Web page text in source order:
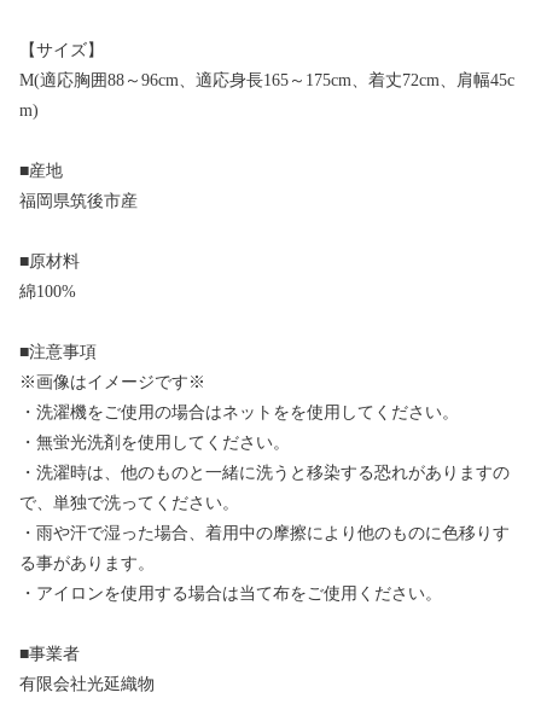
【サイズ】
M(適応胸囲88～96cm、適応身長165～175cm、着丈72cm、肩幅45c
m)
■産地
福岡県筑後市産
■原材料
綿100%
■注意事項
※画像はイメージです※
・洗濯機をご使用の場合はネットをを使用してください。
・無蛍光洗剤を使用してください。
・洗濯時は、他のものと一緒に洗うと移染する恐れがありますの
で、単独で洗ってください。
・雨や汗で湿った場合、着用中の摩擦により他のものに色移りす
る事があります。
・アイロンを使用する場合は当て布をご使用ください。
■事業者
有限会社光延織物